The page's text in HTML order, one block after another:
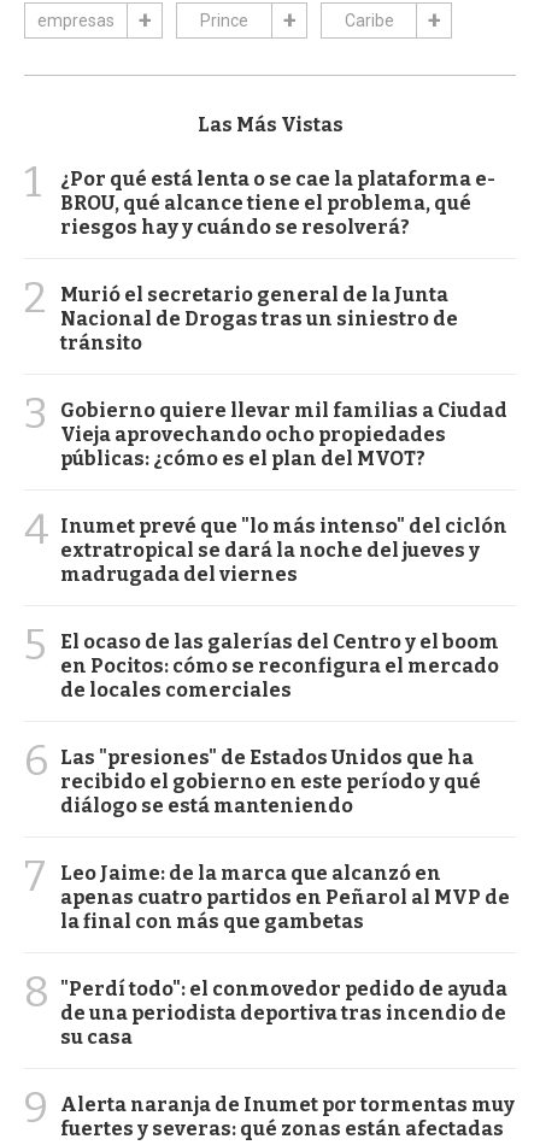
empresas Prince Caribe
Las Más Vistas
1
¿Por qué está lenta o se cae la plataforma e-
BROU, qué alcance tiene el problema, qué
riesgos hay y cuándo se resolverá?
2
Murió el secretario general de la Junta
Nacional de Drogas tras un siniestro de
tránsito
3
Gobierno quiere llevar mil familias a Ciudad
Vieja aprovechando ocho propiedades
públicas: ¿cómo es el plan del MVOT?
4 Inumet prevé que "lo más intenso" del ciclón
extratropical se dará la noche del jueves y
madrugada del viernes
5
El ocaso de las galerías del Centro y el boom
en Pocitos: cómo se reconfigura el mercado
de locales comerciales
6
Las "presiones" de Estados Unidos que ha
recibido el gobierno en este período y qué
diálogo se está manteniendo
7
Leo Jaime: de la marca que alcanzó en
apenas cuatro partidos en Peñarol al MVP de
la final con más que gambetas
8
"Perdí todo": el conmovedor pedido de ayuda
de una periodista deportiva tras incendio de
su casa
9
Alerta naranja de Inumet por tormentas muy
fuertes y severas: qué zonas están afectadas